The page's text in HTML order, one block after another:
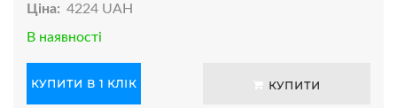
Ціна: 4224 UAH
В наявності
КУПИТИ В 1 КЛІК КУПИТИ